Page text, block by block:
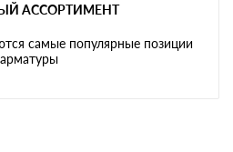
АССОРТИМЕНТ
самые популярные позиции
арматуры